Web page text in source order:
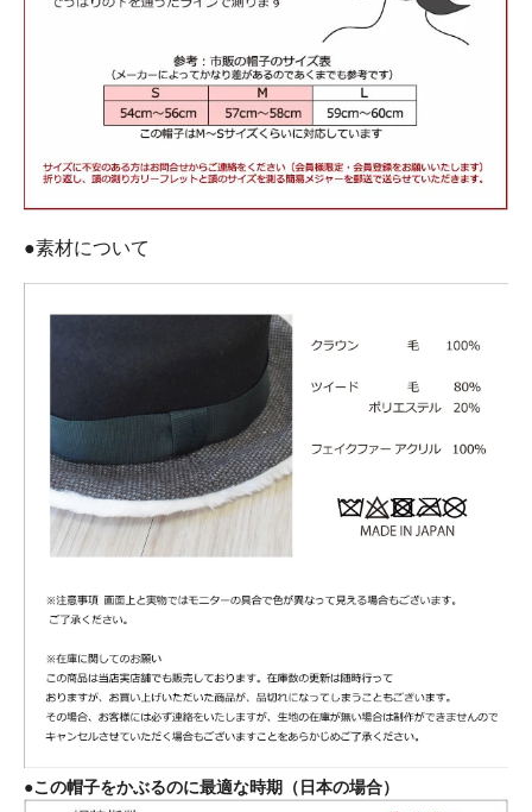
●素材について
●この帽子をかぶるのに最適な時期（日本の場合）